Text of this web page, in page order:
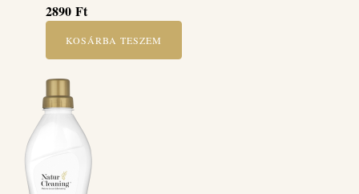
2890 Ft
KOSÁRBA TESZEM